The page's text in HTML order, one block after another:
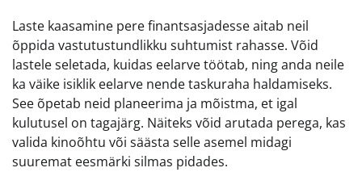
Laste kaasamine pere finantsasjadesse aitab neil
õppida vastutustundlikku suhtumist rahasse. Võid
lastele seletada, kuidas eelarve töötab, ning anda neile
ka väike isiklik eelarve nende taskuraha haldamiseks.
See õpetab neid planeerima ja mõistma, et igal
kulutusel on tagajärg. Näiteks võid arutada perega, kas
valida kinoõhtu või säästa selle asemel midagi
suuremat eesmärki silmas pidades.